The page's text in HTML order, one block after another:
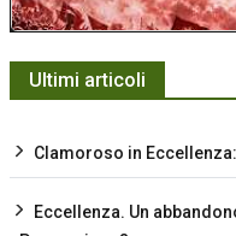
Ultimi articoli
Clamoroso in
Eccellenza. Un